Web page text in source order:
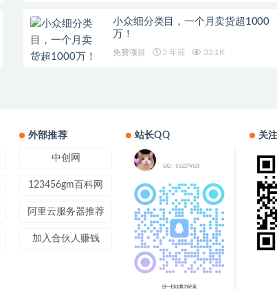
小众细分类目，一个月卖货超1000
万！
免费项目 3 年前 33.1K
外部推荐
中创网
123456gm百科网
阿里云服务器推荐
加入合伙人赚钱
站长QQ 关